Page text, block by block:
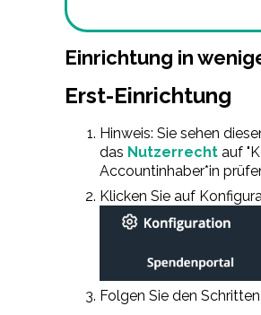
Einrichtung in
Erst-Einrichtung
Hinweis: Sie sehen
das Nutzerrecht auf
Accountinhaber*in
Klicken Sie auf
Folgen Sie den